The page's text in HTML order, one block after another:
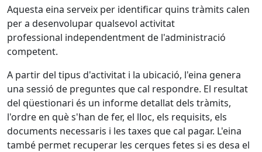
Aquesta eina serveix per identificar quins tràmits calen
per a desenvolupar qualsevol activitat
professional independentment de l'administració
competent.
A partir del tipus d'activitat i la ubicació, l'eina genera
una sessió de preguntes que cal respondre. El resultat
del qüestionari és un informe detallat dels tràmits,
l'ordre en què s'han de fer, el lloc, els requisits, els
documents necessaris i les taxes que cal pagar. L'eina
també permet recuperar les cerques fetes si es desa el